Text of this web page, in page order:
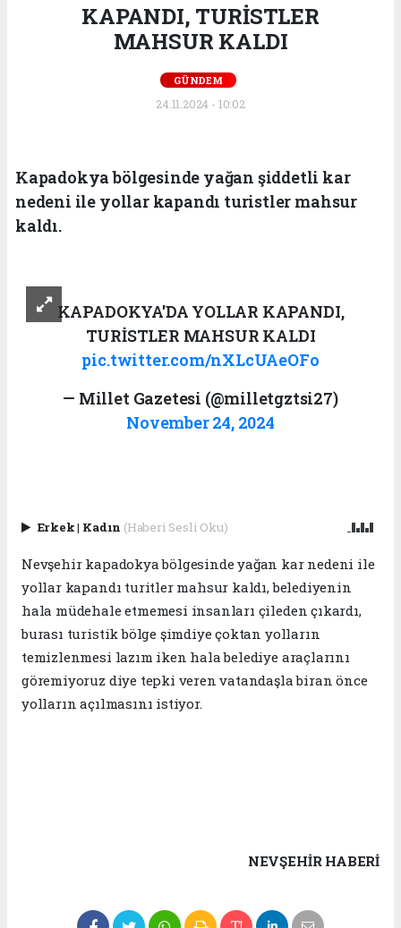
KAPANDI, TURİSTLER
MAHSUR KALDI
GÜNDEM
24.11.2024 - 10:02
Kapadokya bölgesinde yağan şiddetli kar
nedeni ile yollar kapandı turistler mahsur
kaldı.
KAPADOKYA'DA YOLLAR KAPANDI,
TURİSTLER MAHSUR KALDI
pic.twitter.com/nXLcUAeOFo
— Millet Gazetesi (@milletgztsi27)
November 24, 2024
Erkek| Kadın (Haberi Sesli Oku)
Nevşehir kapadokya bölgesinde yağan kar nedeni ile
yollar kapandı turitler mahsur kaldı, belediyenin
hala müdehale etmemesi insanları çileden çıkardı,
burası turistik bölge şimdiye çoktan yolların
temizlenmesi lazım iken hala belediye araçlarını
göremiyoruz diye tepki veren vatandaşla biran önce
yolların açılmasını istiyor.
NEVŞEHIR HABERİ